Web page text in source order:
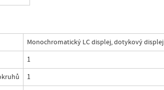
Monochromatický LC displej, dotykový displej
1
1